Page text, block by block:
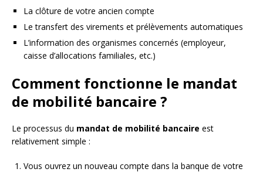
La clôture de votre ancien compte
Le transfert des virements et prélèvements automatiques
L’information des organismes concernés (employeur,
caisse d’allocations familiales, etc.)
Comment fonctionne le mandat
de mobilité bancaire ?
Le processus du mandat de mobilité bancaire est
relativement simple :
Vous ouvrez un nouveau compte dans la banque de votre